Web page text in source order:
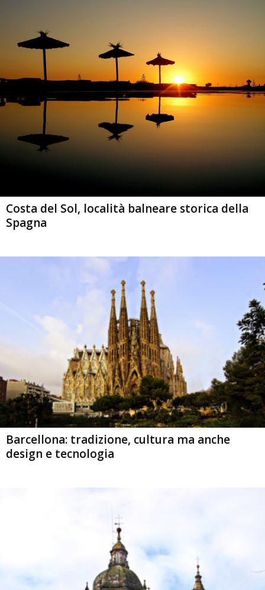
Costa del Sol, località balneare storica della
Spagna
Barcellona: tradizione, cultura ma anche
design e tecnologia